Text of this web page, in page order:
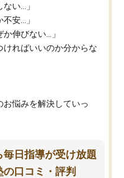
い…」
安…」
伸びない…」
ければいいのか分からな
悩みを解決していっ
日指導が受け放題
口コミ・評判